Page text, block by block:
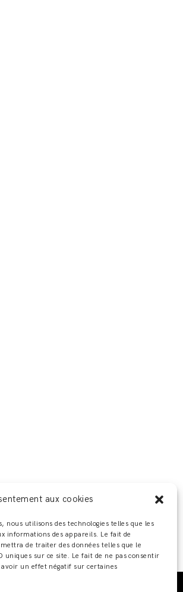
aux cookies
nous utilisons des technologies telles que les
informations des appareils. Le fait de
de traiter des données telles que le
uniques sur ce site. Le fait de ne pas consentir
un effet négatif sur certaines